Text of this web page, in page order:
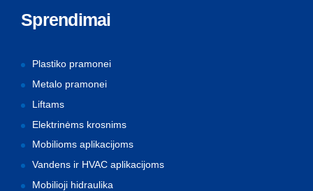
Sprendimai
Plastiko pramonei
Metalo pramonei
Liftams
Elektrinėms krosnims
Mobilioms aplikacijoms
Vandens ir HVAC aplikacijoms
Mobilioji hidraulika